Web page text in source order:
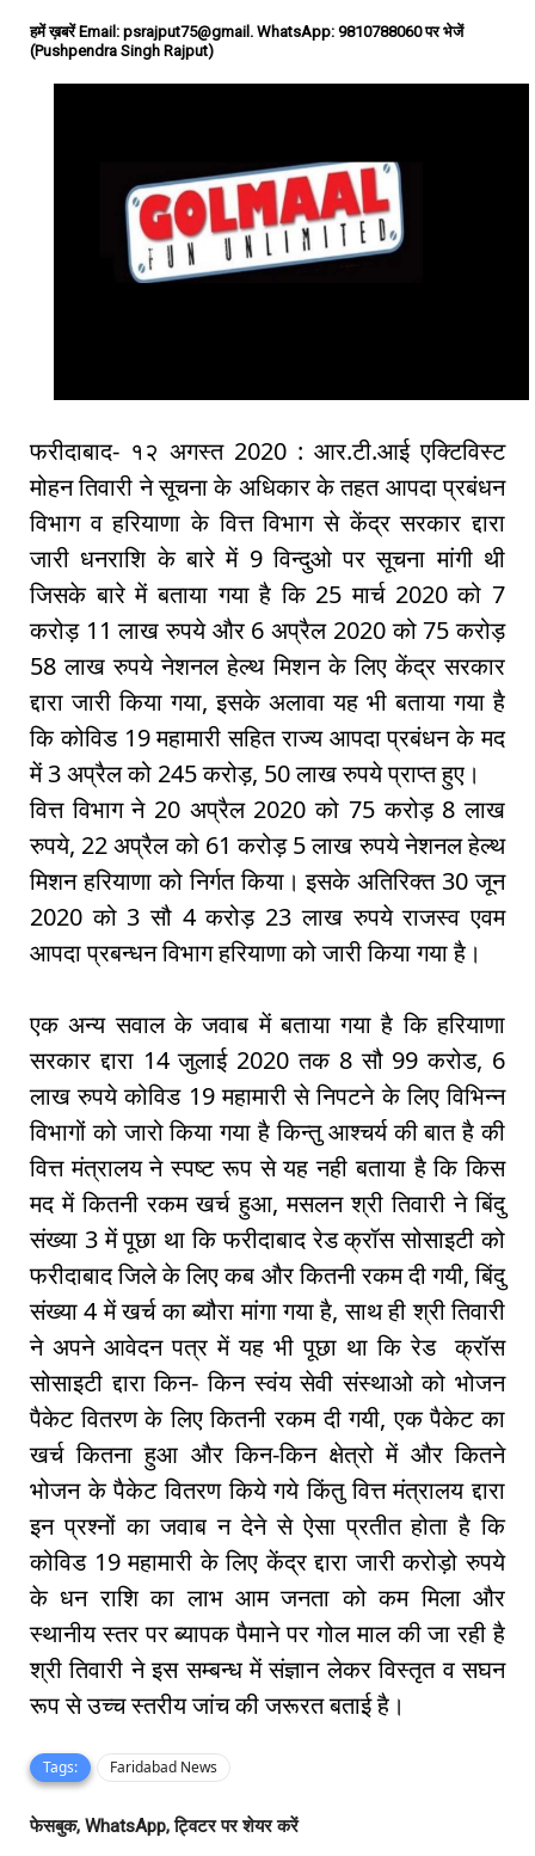
हमें ख़बरें Email: psrajput75@gmail. WhatsApp: 9810788060 पर भेजें
(Pushpendra Singh Rajput)
फरीदाबाद- १२ अगस्त 2020 : आर.टी.आई एक्टिविस्ट
मोहन तिवारी ने सूचना के अधिकार के तहत आपदा प्रबंधन
विभाग व हरियाणा के वित्त विभाग से केंद्र सरकार द्दारा
जारी धनराशि के बारे में 9 विन्दुओ पर सूचना मांगी थी
जिसके बारे में बताया गया है कि 25 मार्च 2020 को 7
करोड़ 11 लाख रुपये और 6 अप्रैल 2020 को 75 करोड़
58 लाख रुपये नेशनल हेल्थ मिशन के लिए केंद्र सरकार
द्दारा जारी किया गया, इसके अलावा यह भी बताया गया है
कि कोविड 19 महामारी सहित राज्य आपदा प्रबंधन के मद
में 3 अप्रैल को 245 करोड़, 50 लाख रुपये प्राप्त हुए।
वित्त विभाग ने 20 अप्रैल 2020 को 75 करोड़ 8 लाख
रुपये, 22 अप्रैल को 61 करोड़ 5 लाख रुपये नेशनल हेल्थ
मिशन हरियाणा को निर्गत किया। इसके अतिरिक्त 30 जून
2020 को 3 सौ 4 करोड़ 23 लाख रुपये राजस्व एवम
आपदा प्रबन्धन विभाग हरियाणा को जारी किया गया है।
एक अन्य सवाल के जवाब में बताया गया है कि हरियाणा
सरकार द्दारा 14 जुलाई 2020 तक 8 सौ 99 करोड, 6
लाख रुपये कोविड 19 महामारी से निपटने के लिए विभिन्न
विभागों को जारो किया गया है किन्तु आश्चर्य की बात है की
वित्त मंत्रालय ने स्पष्ट रूप से यह नही बताया है कि किस
मद में कितनी रकम खर्च हुआ, मसलन श्री तिवारी ने बिंदु
संख्या 3 में पूछा था कि फरीदाबाद रेड क्रॉस सोसाइटी को
फरीदाबाद जिले के लिए कब और कितनी रकम दी गयी, बिंदु
संख्या 4 में खर्च का ब्यौरा मांगा गया है, साथ ही श्री तिवारी
ने अपने आवेदन पत्र में यह भी पूछा था कि रेड क्रॉस
सोसाइटी द्दारा किन- किन स्वंय सेवी संस्थाओ को भोजन
पैकेट वितरण के लिए कितनी रकम दी गयी, एक पैकेट का
खर्च कितना हुआ और किन-किन क्षेत्रो में और कितने
भोजन के पैकेट वितरण किये गये किंतु वित्त मंत्रालय द्दारा
इन प्रश्नों का जवाब न देने से ऐसा प्रतीत होता है कि
कोविड 19 महामारी के लिए केंद्र द्दारा जारी करोड़ो रुपये
के धन राशि का लाभ आम जनता को कम मिला और
स्थानीय स्तर पर ब्यापक पैमाने पर गोल माल की जा रही है
श्री तिवारी ने इस सम्बन्ध में संज्ञान लेकर विस्तृत व सघन
रूप से उच्च स्तरीय जांच की जरूरत बताई है।
Tags: Faridabad News
फेसबुक, WhatsApp, ट्विटर पर शेयर करें